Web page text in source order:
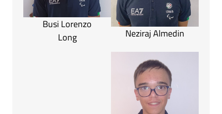
Busi Lorenzo
Long
Neziraj Almedin